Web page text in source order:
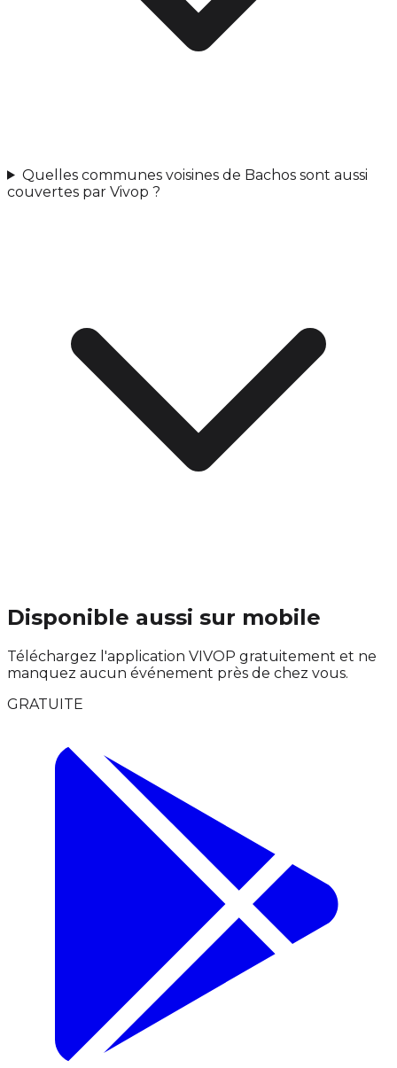
Quelles communes voisines de Bachos sont aussi
couvertes par Vivop ?
Disponible aussi sur mobile
Téléchargez l'application VIVOP gratuitement et ne
manquez aucun événement près de chez vous.
GRATUITE